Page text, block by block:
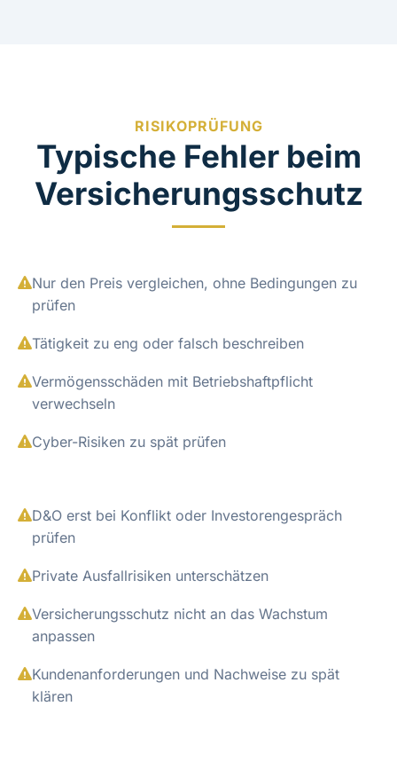
RISIKOPRÜFUNG
Typische Fehler beim
Versicherungsschutz
Nur den Preis vergleichen, ohne Bedingungen zu
prüfen
Tätigkeit zu eng oder falsch beschreiben
Vermögensschäden mit Betriebshaftpflicht
verwechseln
Cyber-Risiken zu spät prüfen
D&O erst bei Konflikt oder Investorengespräch
prüfen
Private Ausfallrisiken unterschätzen
Versicherungsschutz nicht an das Wachstum
anpassen
Kundenanforderungen und Nachweise zu spät
klären